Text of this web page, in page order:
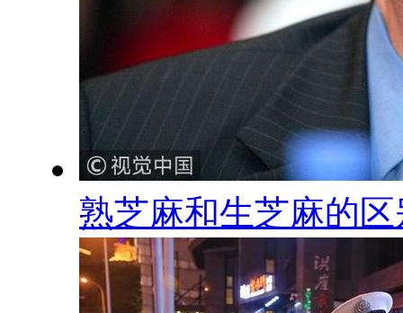
熟芝麻和生芝麻的区